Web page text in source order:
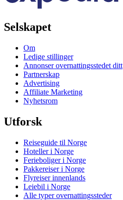
Selskapet
Om
Ledige stillinger
Annonser overnattingsstedet ditt
Partnerskap
Advertising
Affiliate Marketing
Nyhetsrom
Utforsk
Reiseguide til Norge
Hoteller i Norge
Ferieboliger i Norge
Pakkereiser i Norge
Flyreiser innenlands
Leiebil i Norge
Alle typer overnattingssteder